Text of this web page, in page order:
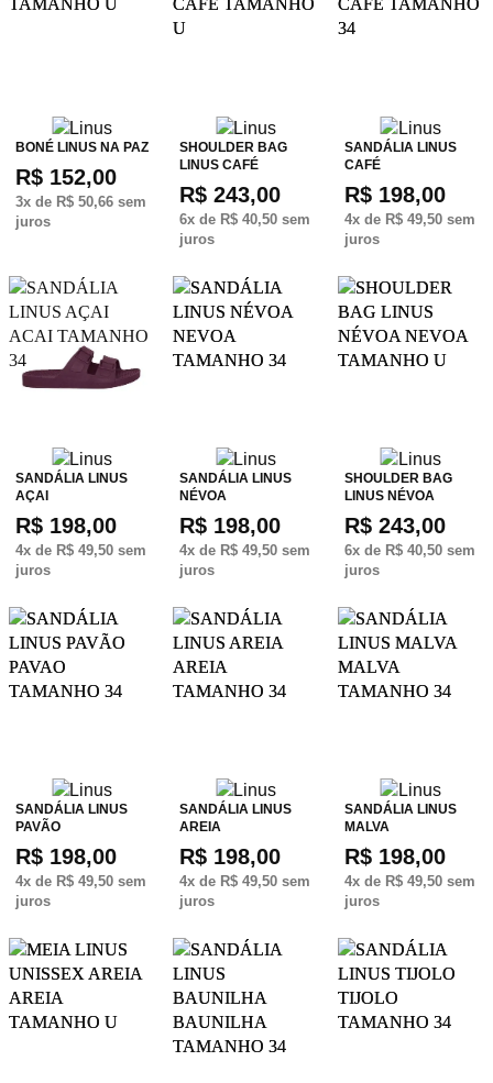
BONÉ LINUS NA PAZ
R$ 152,00
3x de R$ 50,66 sem
juros
SHOULDER BAG
LINUS CAFÉ
R$ 243,00
6x de R$ 40,50 sem
juros
SANDÁLIA LINUS
CAFÉ
R$ 198,00
4x de R$ 49,50sem
juros
SANDÁLIA LINUS
AÇAI
R$ 198,00
4x de R$ 49,50 sem
juros
SANDÁLIA LINUS
NÉVOA
R$ 198,00
4x de R$ 49,50 sem
juros
SHOULDER BAG
LINUS NÉVOA
R$ 243,00
6x de R$ 40,50sem
juros
SANDÁLIA LINUS
PAVÃO
R$ 198,00
4x de R$ 49,50 sem
juros
SANDÁLIA LINUS
AREIA
R$ 198,00
4x de R$ 49,50 sem
juros
SANDÁLIA LINUS
MALVA
R$ 198,00
4x de R$ 49,50sem
juros